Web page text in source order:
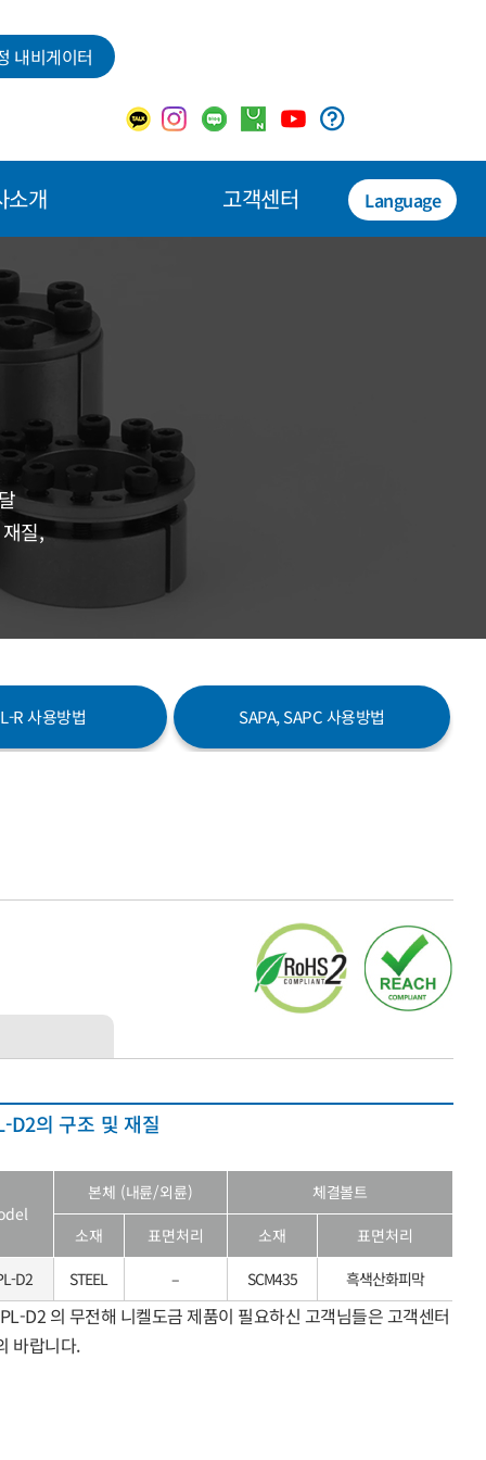
내비게이터
소개 고객센터 Language
질,
R 사용방법 SAPA, SAPC 사용방법
D2의 구조 및 재질
본체 (내륜/외륜)
체결볼트
소재
표면처리 소재
표면처리
D2
STEEL – SCM435 흑색산화피막
D2 의 무전해 니켈도금 제품이 필요하신 고객님들은 고객센터
바랍니다.